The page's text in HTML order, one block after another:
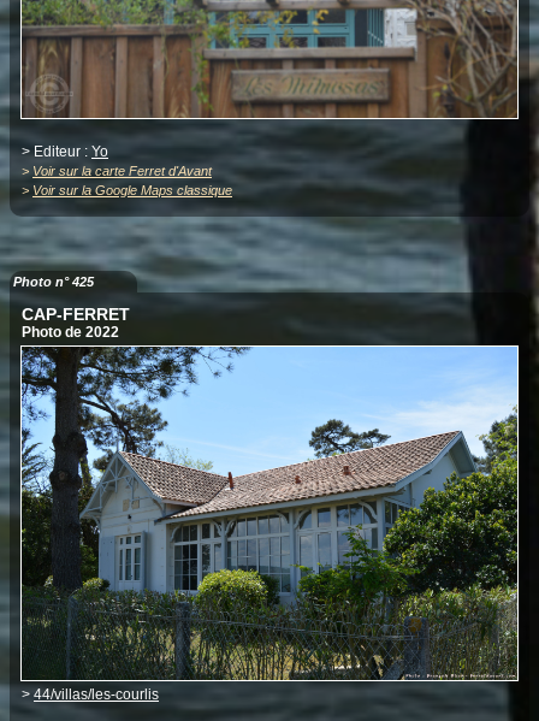
> Editeur : Yo
> Voir sur la carte Ferret d'Avant
> Voir sur la Google Maps classique
Photo n° 425
CAP-FERRET
Photo de 2022
> 44/villas/les-courlis